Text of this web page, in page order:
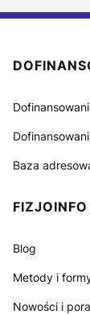
Linki w
Baza
FIZJOINFO
Blog
Metody i
Nowości i